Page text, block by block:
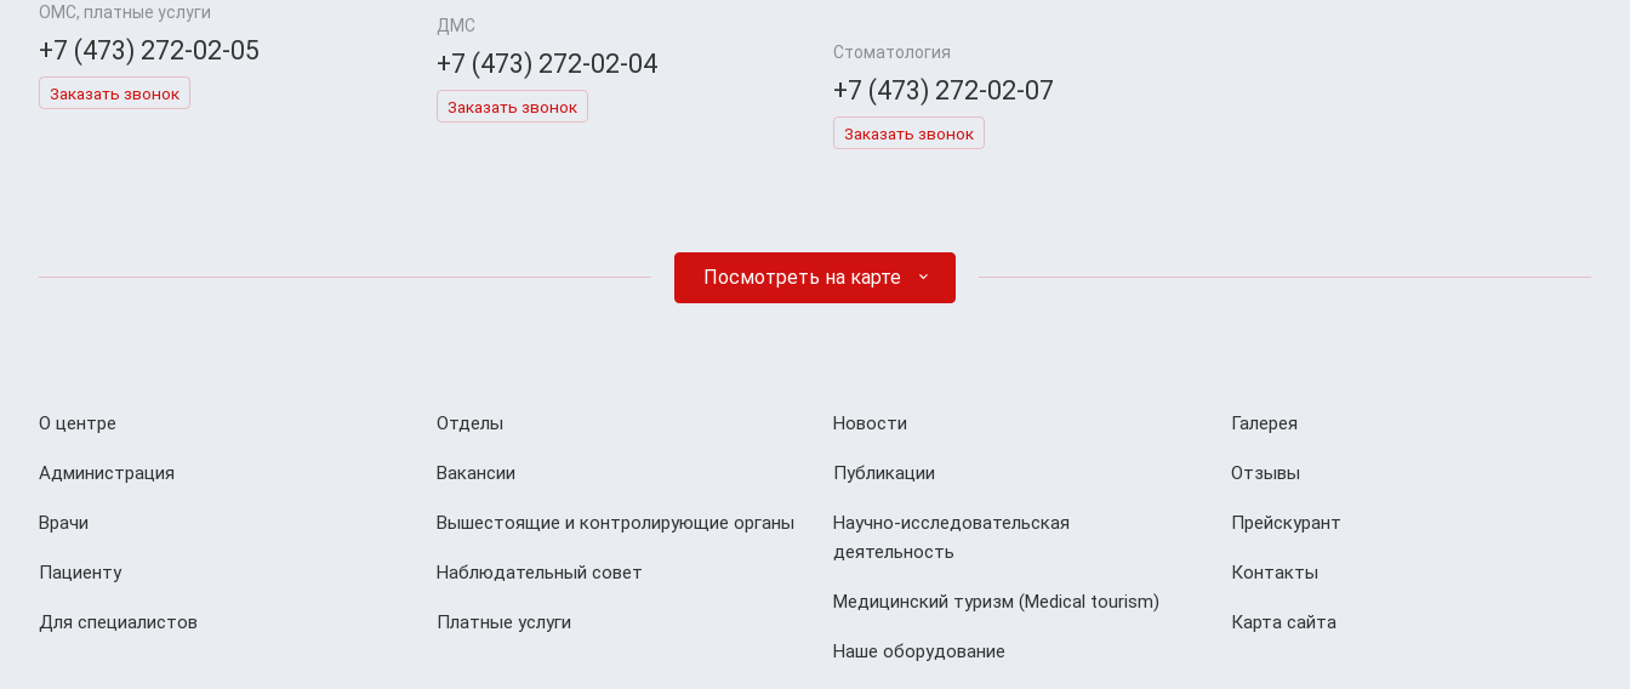
ОМС, платные услуги
+7 (473) 272-02-05
Заказать звонок
ДМС
+7 (473) 272-02-04
Заказать звонок
Стоматология
+7 (473) 272-02-07
Заказать звонок
Посмотреть на карте
О центре
Администрация
Врачи
Пациенту
Для специалистов
Отделы
Вакансии
Вышестоящие и контролирующие органы
Наблюдательный совет
Платные услуги
Новости
Публикации
Научно-исследовательская
деятельность
Медицинский туризм (Мedical tourism)
Наше оборудование
Галерея
Отзывы
Прейскурант
Контакты
Карта сайта